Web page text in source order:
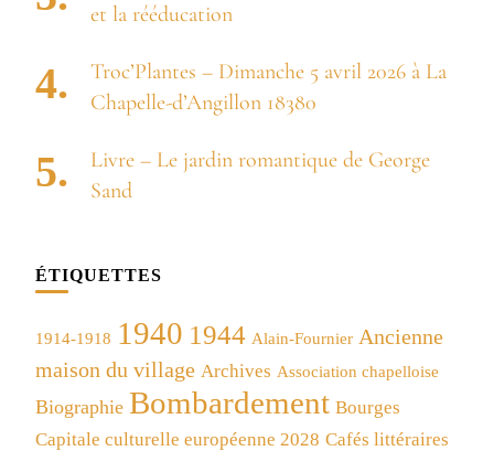
et la rééducation
Troc’Plantes – Dimanche 5 avril 2026 à La
Chapelle-d’Angillon 18380
Livre – Le jardin romantique de George
Sand
ÉTIQUETTES
1914-1918 1940 1944 Alain-Fournier Ancienne
maison du village Archives Association chapelloise
Biographie Bombardement Bourges
Capitale culturelle européenne 2028 Cafés littéraires